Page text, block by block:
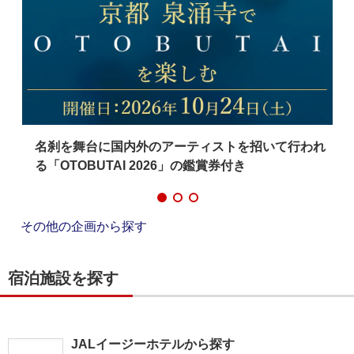
名刹を舞台に国内外のアーティストを招いて行われ
る「OTOBUTAI 2026」の鑑賞券付き
その他の企画から探す
宿泊施設を探す
JALイージーホテルから探す